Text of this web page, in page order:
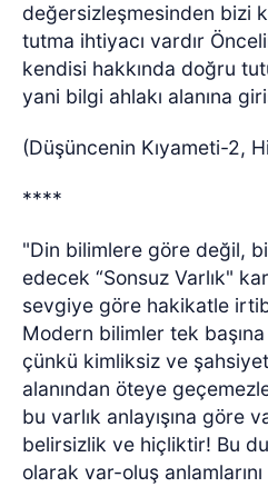
değersizleşmesinden bizi
tutma ihtiyacı vardır
kendisi hakkında doğru
yani bilgi ahlakı alanına
(Düşüncenin Kıyameti-2,
****
"Din bilimlere göre değil,
edecek “Sonsuz Varlık"
sevgiye göre hakikatle
Modern bilimler tek
çünkü kimliksiz ve
alanından öteye
bu varlık anlayışına göre
belirsizlik ve hiçliktir! Bu
olarak var-oluş